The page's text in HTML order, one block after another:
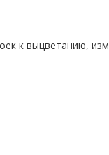
к выцветанию,